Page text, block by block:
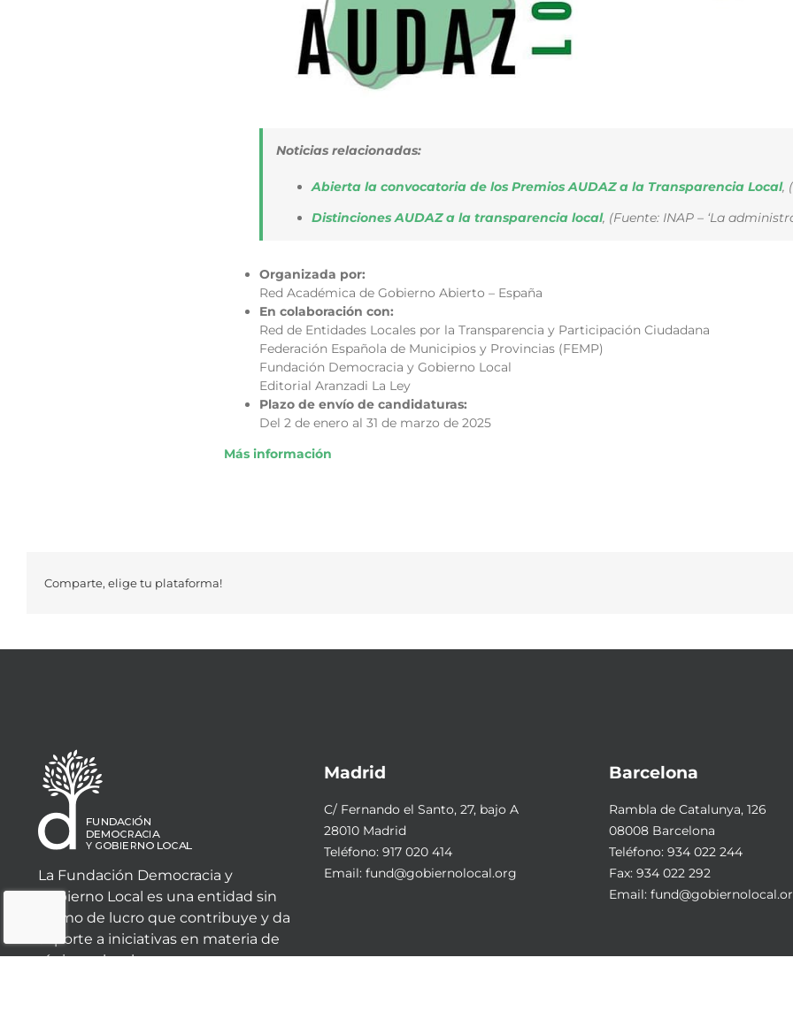
Noticias relacionadas:
Abierta la convocatoria de los Premios AUDAZ a la Transparencia Local,
Distinciones AUDAZ a la transparencia local, (Fuente: INAP – ‘La
Organizada por:
Red Académica de Gobierno Abierto – España
En colaboración con:
Red de Entidades Locales por la Transparencia y Participación Ciudadana
Federación Española de Municipios y Provincias (FEMP)
Fundación Democracia y Gobierno Local
Editorial Aranzadi La Ley
Plazo de envío de candidaturas:
Del 2 de enero al 31 de marzo de 2025
Más información
Comparte, elige tu plataforma!
La Fundación Democracia y
Gobierno Local es una entidad sin
ánimo de lucro que contribuye y da
soporte a iniciativas en materia de
régimen local.
Madrid
C/ Fernando el Santo, 27, bajo A
28010 Madrid
Teléfono: 917 020 414
Email: fund@gobiernolocal.org
Barcelona
Rambla de Catalunya, 126
08008 Barcelona
Teléfono: 934 022 244
Fax: 934 022 292
Email: